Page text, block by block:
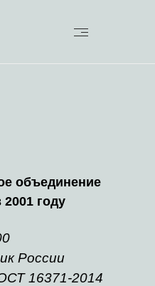
объединение
году
России
16371-2014